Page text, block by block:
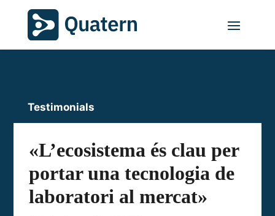
Testimonials
«L’ecosistema és clau per
portar una tecnologia de
laboratori al mercat»